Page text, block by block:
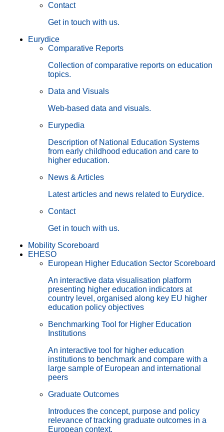
Contact
Get in touch with us.
Eurydice
Comparative Reports
Collection of comparative reports on education
topics.
Data and Visuals
Web-based data and visuals.
Eurypedia
Description of National Education Systems
from early childhood education and care to
higher education.
News & Articles
Latest articles and news related to Eurydice.
Contact
Get in touch with us.
Mobility Scoreboard
EHESO
European Higher Education Sector Scoreboard
An interactive data visualisation platform
presenting higher education indicators at
country level, organised along key EU higher
education policy objectives
Benchmarking Tool for Higher Education
Institutions
An interactive tool for higher education
institutions to benchmark and compare with a
large sample of European and international
peers
Graduate Outcomes
Introduces the concept, purpose and policy
relevance of tracking graduate outcomes in a
European context.